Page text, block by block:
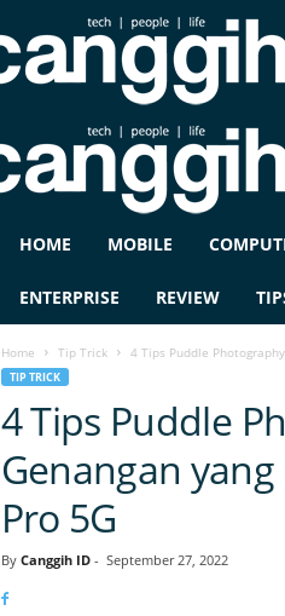
HOME MOBILE
ENTERPRISE REVIEW
Home Tip Trick 4 Tips Puddle
TIP TRICK
4 Tips Puddle
Genangan
Pro 5G
By Canggih ID- September 27, 2022